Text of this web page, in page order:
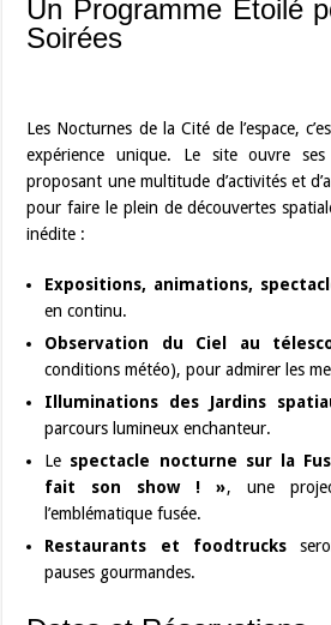
Un Programme Étoilé
Soirées
Les Nocturnes de la Cité de l’espace,
expérience unique. Le site ouvre
proposant une multitude d’activités et
pour faire le plein de découvertes
inédite :
Expositions, animations,
en continu.
Observation du Ciel au
conditions météo), pour admirer les
Illuminations des Jardins
parcours lumineux enchanteur.
Le spectacle nocturne sur la
fait son show ! », une
l’emblématique fusée.
Restaurants et foodtrucks
pauses gourmandes.